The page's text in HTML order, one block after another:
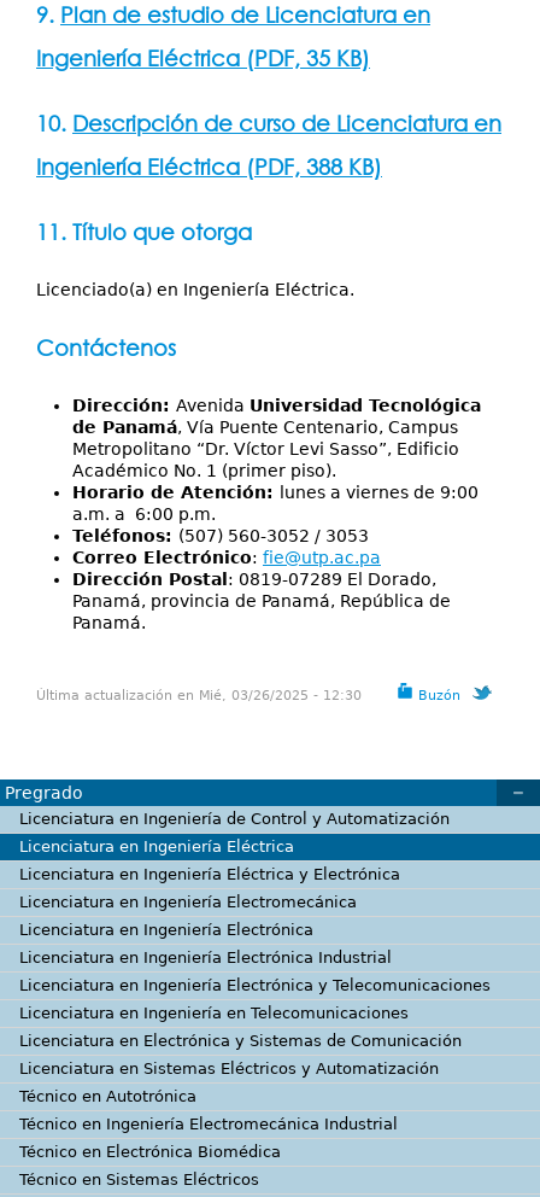
9. Plan de estudio de Licenciatura en
Ingeniería Eléctrica (PDF, 35 KB)
10. Descripción de curso de Licenciatura en
Ingeniería Eléctrica (PDF, 388 KB)
11. Título que otorga
Licenciado(a) en Ingeniería Eléctrica.
Contáctenos
Dirección: Avenida Universidad Tecnológica
de Panamá, Vía Puente Centenario, Campus
Metropolitano “Dr. Víctor Levi Sasso”, Edificio
Académico No. 1 (primer piso).
Horario de Atención:
lunes a viernes de 9:00
a.m. a 6:00 p.m.
Teléfonos: (507) 560-3052 / 3053
Correo Electrónico: fie@utp.ac.pa
Dirección Postal : 0819-07289 El Dorado,
Panamá, provincia de Panamá, República de
Panamá.
Buzón
Última actualización en Mié, 03/26/2025 - 12:30
Pregrado
Licenciatura en Ingeniería de Control y Automatización
Licenciatura en Ingeniería Eléctrica
Licenciatura en Ingeniería Eléctrica y Electrónica
Licenciatura en Ingeniería Electromecánica
Licenciatura en Ingeniería Electrónica
Licenciatura en Ingeniería Electrónica Industrial
Licenciatura en Ingeniería Electrónica y Telecomunicaciones
Licenciatura en Ingeniería en Telecomunicaciones
Licenciatura en Electrónica y Sistemas de Comunicación
Licenciatura en Sistemas Eléctricos y Automatización
Técnico en Autotrónica
Técnico en Ingeniería Electromecánica Industrial
Técnico en Electrónica Biomédica
Técnico en Sistemas Eléctricos